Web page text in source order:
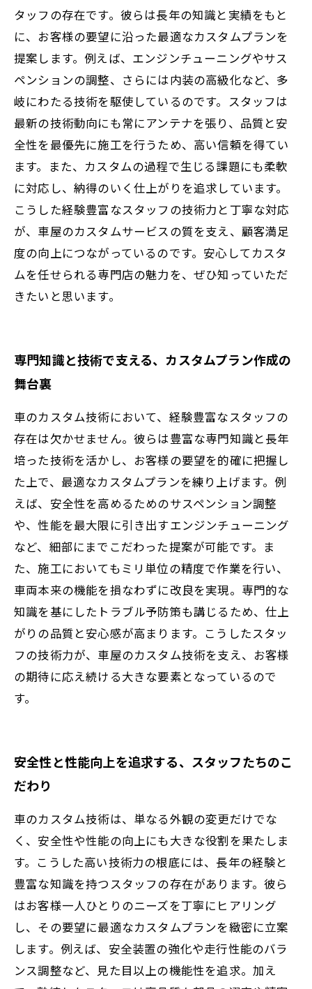
安心と信頼を届ける、車屋のカスタム技術を
支えるエキスパートチーム
タッフの存在です。彼らは長年の知識と実績をもと
に、お客様の要望に沿った最適なカスタムプランを
提案します。例えば、エンジンチューニングやサス
ペンションの調整、さらには内装の高級化など、多
岐にわたる技術を駆使しているのです。スタッフは
最新の技術動向にも常にアンテナを張り、品質と安
全性を最優先に施工を行うため、高い信頼を得てい
ます。また、カスタムの過程で生じる課題にも柔軟
に対応し、納得のいく仕上がりを追求しています。
こうした経験豊富なスタッフの技術力と丁寧な対応
が、車屋のカスタムサービスの質を支え、顧客満足
度の向上につながっているのです。安心してカスタ
ムを任せられる専門店の魅力を、ぜひ知っていただ
きたいと思います。
専門知識と技術で支える、カスタムプラン作成の
舞台裏
車のカスタム技術において、経験豊富なスタッフの
存在は欠かせません。彼らは豊富な専門知識と長年
培った技術を活かし、お客様の要望を的確に把握し
た上で、最適なカスタムプランを練り上げます。例
えば、安全性を高めるためのサスペンション調整
や、性能を最大限に引き出すエンジンチューニング
など、細部にまでこだわった提案が可能です。ま
た、施工においてもミリ単位の精度で作業を行い、
車両本来の機能を損なわずに改良を実現。専門的な
知識を基にしたトラブル予防策も講じるため、仕上
がりの品質と安心感が高まります。こうしたスタッ
フの技術力が、車屋のカスタム技術を支え、お客様
の期待に応え続ける大きな要素となっているので
す。
安全性と性能向上を追求する、スタッフたちのこ
だわり
車のカスタム技術は、単なる外観の変更だけでな
く、安全性や性能の向上にも大きな役割を果たしま
す。こうした高い技術力の根底には、長年の経験と
豊富な知識を持つスタッフの存在があります。彼ら
はお客様一人ひとりのニーズを丁寧にヒアリング
し、その要望に最適なカスタムプランを緻密に立案
します。例えば、安全装置の強化や走行性能のバラ
ンス調整など、見た目以上の機能性を追求。加え